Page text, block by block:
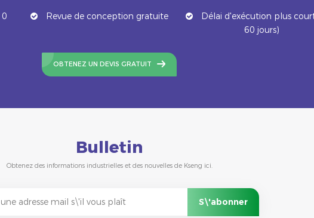
Revue de conception gratuite
Délai d'exécution plus
60 jours)
OBTENEZ UN DEVIS GRATUIT
Bulletin
Obtenez des informations industrielles et des nouvelles de Kseng ici.